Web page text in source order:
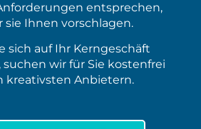
entsprechen,
sie Ihnen vorschlagen.
sich auf Ihr Kerngeschäft
wir für Sie kostenfrei
kreativsten Anbietern.